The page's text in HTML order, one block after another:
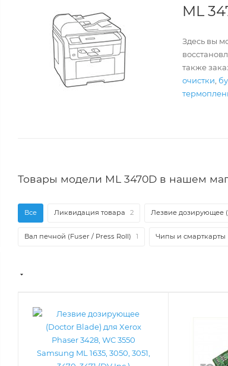
ML
Здесь вы
также
очистки
Товары модели ML 3470D в нашем
Все Ликвидация товара 2 Лезвие дозирующее
Вал печной (Fuser / Press Roll) 1 Чипы и смарткарты